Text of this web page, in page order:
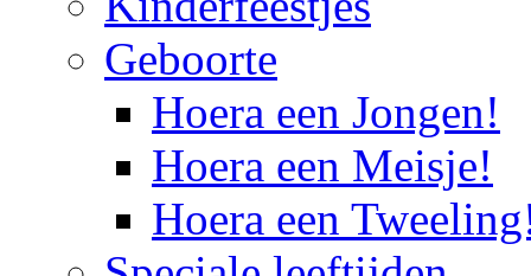
Geboorte
Hoera een Jongen!
Hoera een Meisje!
Hoera een